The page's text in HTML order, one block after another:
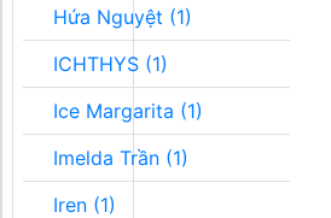
Hứa Nguyệt (1)
ICHTHYS (1)
Ice Margarita (1)
Imelda Trần (1)
Iren (1)